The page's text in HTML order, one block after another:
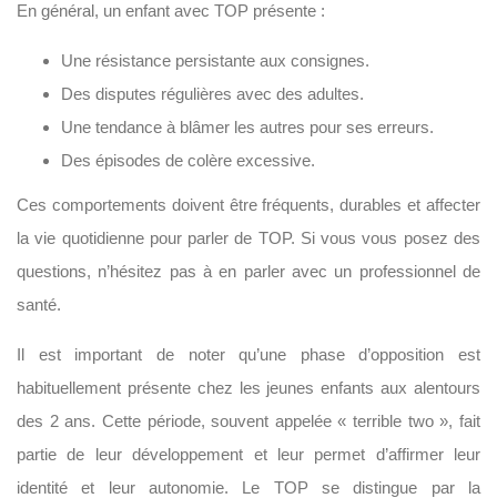
En général, un enfant avec TOP présente :
Une résistance persistante aux consignes.
Des disputes régulières avec des adultes.
Une tendance à blâmer les autres pour ses erreurs.
Des épisodes de colère excessive.
Ces comportements doivent être fréquents, durables et affecter
la vie quotidienne pour parler de TOP. Si vous vous posez des
questions, n’hésitez pas à en parler avec un professionnel de
santé.
Il est important de noter qu’une phase d’opposition est
habituellement présente chez les jeunes enfants aux alentours
des 2 ans. Cette période, souvent appelée « terrible two », fait
partie de leur développement et leur permet d’affirmer leur
identité et leur autonomie. Le TOP se distingue par la